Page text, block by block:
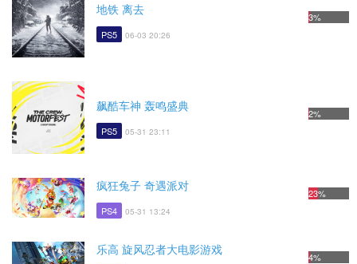
地铁 离去
PS5 06-03 20:26
3%
飙酷车神 轰鸣盛典
PS5 05-31 23:11
2%
疯狂兔子 奇遇派对
PS4 05-31 13:24
23%
乐高 旋风忍者大电影游戏 4%